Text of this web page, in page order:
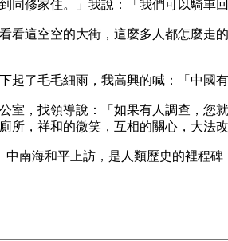
同修家住。」我說：「我們可以騎車
看這空空的大街，這麼多人都怎麼
起了毛毛細雨，我高興的喊：「中國
室，找領導說：「如果有人調查，您
所，祥和的微笑，互相的關心，大法
中南海和平上訪，是人類歷史的裡程